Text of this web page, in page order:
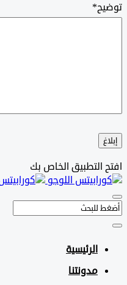
*
التطبيق الخاص بك
الرئيسية
مدونتنا